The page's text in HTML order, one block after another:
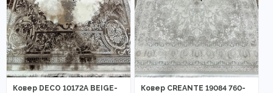
Ковер DECO 10172A BEIGE-
Ковер CREANTE 19084 760-